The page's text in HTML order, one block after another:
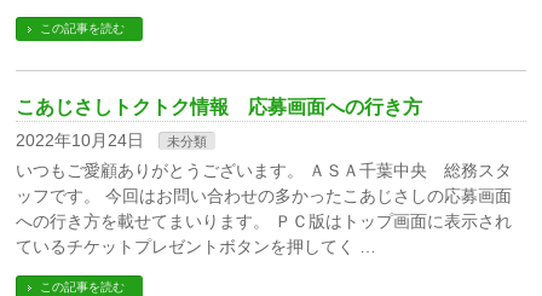
この記事を読む
こあじさしトクトク情報 応募画面への行き方
2022年10月24日 未分類
いつもご愛顧ありがとうございます。 ＡＳＡ千葉中央 総務スタ
ッフです。 今回はお問い合わせの多かったこあじさしの応募画面
への行き方を載せてまいります。 ＰＣ版はトップ画面に表示され
ているチケットプレゼントボタンを押してく …
この記事を読む